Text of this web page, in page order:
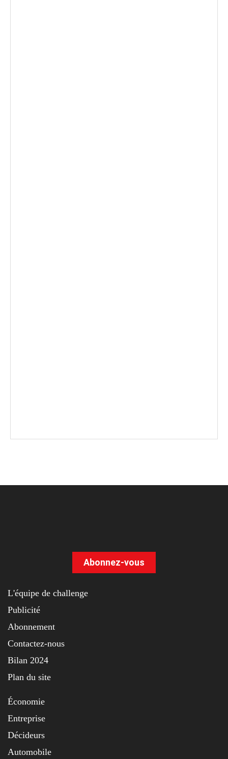
Abonnez-vous
L'équipe de challenge
Publicité
Abonnement
Contactez-nous
Bilan 2024
Plan du site
Économie
Entreprise
Décideurs
Automobile